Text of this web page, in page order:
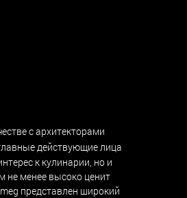
с архитекторами
действующие лица
к кулинарии, но и
не менее высоко ценит
представлен широкий